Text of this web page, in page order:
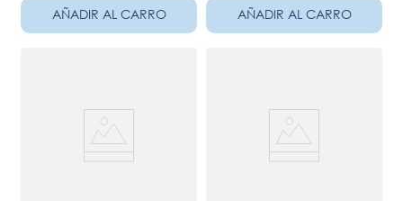
AÑADIR AL CARRO AÑADIR AL CARRO